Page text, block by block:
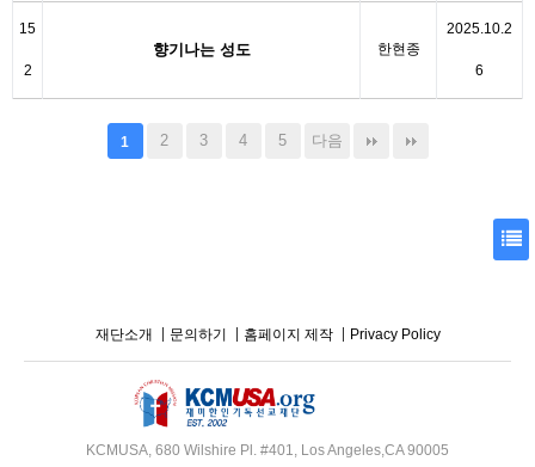
15
2
향기나는 성도 한현종
2025.10.2
6
1 2 3 4 5 다음
재단소개 문의하기 홈페이지 제작 Privacy Policy
KCMUSA, 680 Wilshire Pl. #401, Los Angeles,CA 90005